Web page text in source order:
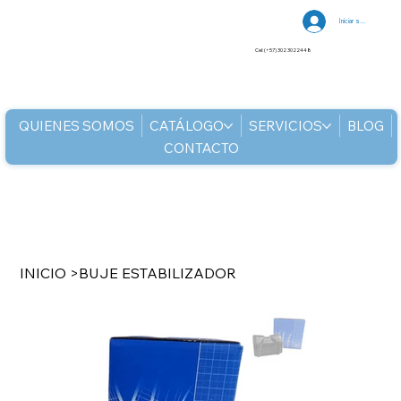
QUIENES SOMOS CATÁLOGO SERVICIOS
BLOG
CONTACTO
Iniciar sesión
Cel: (+57) 302 3022448
INICIO >BUJE ESTABILIZADOR